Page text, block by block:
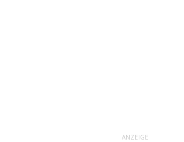
ANZEIGE